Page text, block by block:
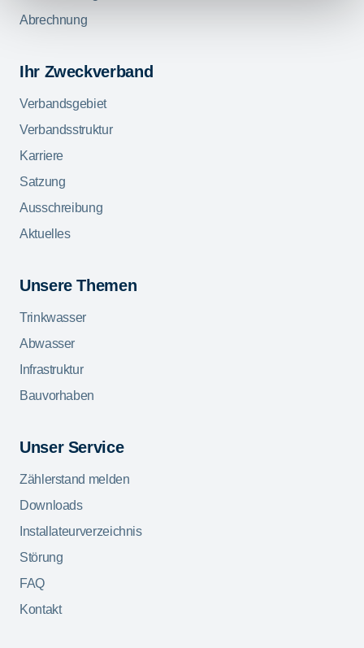
Abrechnung
Ihr Zweckverband
Verbandsgebiet
Verbandsstruktur
Karriere
Satzung
Ausschreibung
Aktuelles
Unsere Themen
Trinkwasser
Abwasser
Infrastruktur
Bauvorhaben
Unser Service
Zählerstand melden
Downloads
Installateurverzeichnis
Störung
FAQ
Kontakt